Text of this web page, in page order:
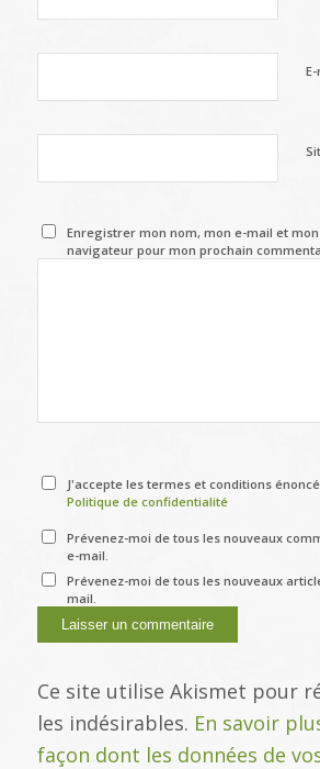
Enregistrer mon nom, mon e-mail et
navigateur pour mon prochain
J'accepte les termes et conditions
Politique de confidentialité
Prévenez-moi de tous les nouveaux
e-mail.
Prévenez-moi de tous les nouveaux
mail.
Ce site utilise Akismet pour
les indésirables. En savoir
façon dont les données de